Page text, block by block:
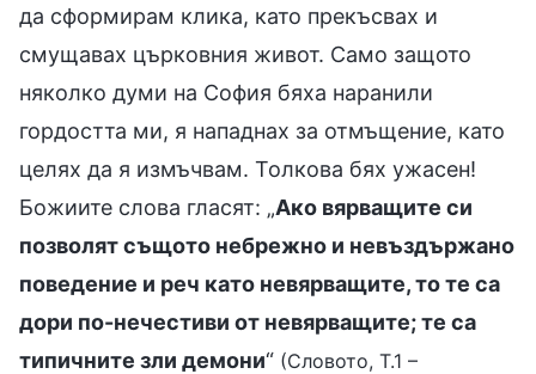
да сформирам клика, като прекъсвах и
смущавах църковния живот. Само защото
няколко думи на София бяха наранили
гордостта ми, я нападнах за отмъщение, като
целях да я измъчвам. Толкова бях ужасен!
Божиите слова гласят: „Ако вярващите си
позволят същото небрежно и невъздържано
поведение и реч като невярващите, то те са
дори по-нечестиви от невярващите; те са
типичните зли демони“ (Словото, Т.1 –